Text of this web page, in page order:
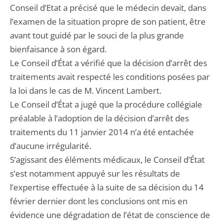
Conseil d’Etat a précisé que le médecin devait, dans
l’examen de la situation propre de son patient, être
avant tout guidé par le souci de la plus grande
bienfaisance à son égard.
Le Conseil d’État a vérifié que la décision d’arrêt des
traitements avait respecté les conditions posées par
la loi dans le cas de M. Vincent Lambert.
Le Conseil d’État a jugé que la procédure collégiale
préalable à l’adoption de la décision d’arrêt des
traitements du 11 janvier 2014 n’a été entachée
d’aucune irrégularité.
S’agissant des éléments médicaux, le Conseil d’État
s’est notamment appuyé sur les résultats de
l’expertise effectuée à la suite de sa décision du 14
février dernier dont les conclusions ont mis en
évidence une dégradation de l’état de conscience de